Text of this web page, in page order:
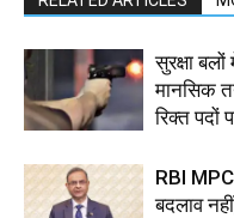
सुरक्षा
मानसिक
रिक्त पदों
RBI
बदलाव